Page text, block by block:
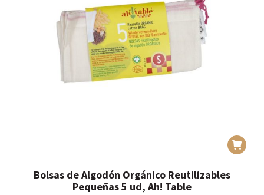
Bolsas de Algodón Orgánico Reutilizables
Pequeñas 5 ud, Ah! Table